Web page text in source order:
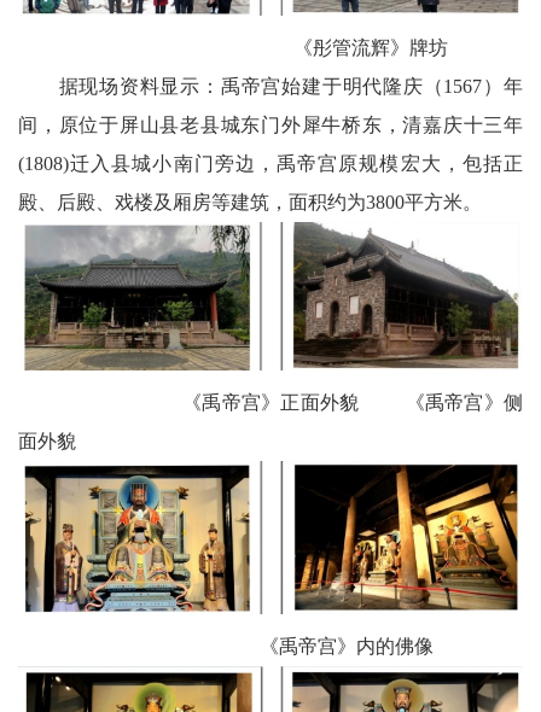
《彤管流辉》牌坊
据现场资料显示：禹帝宫始建于明代隆庆（1567）年
间，原位于屏山县老县城东门外犀牛桥东，清嘉庆十三年
(1808)迁入县城小南门旁边，禹帝宫原规模宏大，包括正
殿、后殿、戏楼及厢房等建筑，面积约为3800平方米。
《禹帝宫》正面外貌 《禹帝宫》侧
面外貌
《禹帝宫》内的佛像